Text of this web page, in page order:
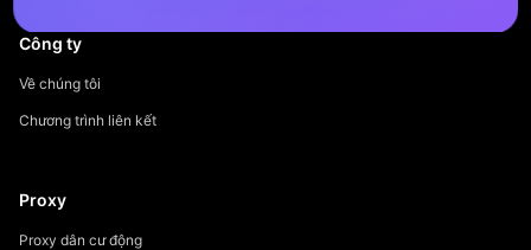
Công ty
Về chúng tôi
Chương trình liên kết
Proxy
Proxy dân cư động